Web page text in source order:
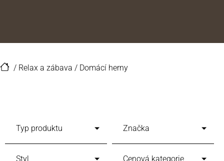
/ Relax a zábava / Domácí herny
Typ produktu Značka
Styl Cenová kategorie